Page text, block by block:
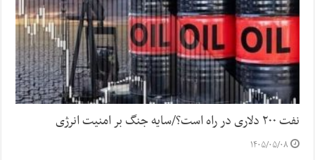
نفت ۲۰۰ دلاری در راه است؟/سایه جنگ بر امنیت انرژی
۱۴۰۵/۰۵/۰۸